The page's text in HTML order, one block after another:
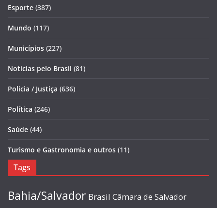
Esporte (387)
Mundo (117)
Municípios (227)
Notícias pelo Brasil (81)
Policia / Justiça (636)
Política (246)
Saúde (44)
Turismo e Gastronomia e outros (11)
Tags
Bahia/Salvador Brasil Câmara de Salvador